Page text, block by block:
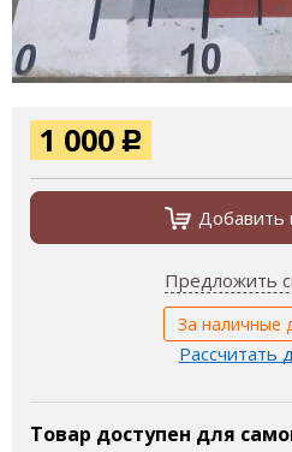
1 000 Р
Добавить
Предложить
За наличные
Рассчитать
Товар доступен для